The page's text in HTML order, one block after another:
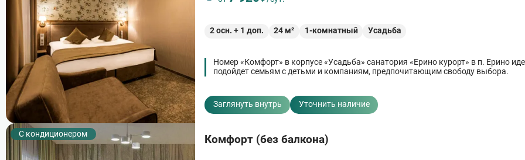
2осн. + 1 доп. 24 м² 1-комнатный Усадьба
Номер «Комфорт» в корпусе «Усадьба» санатория «Ерино курорт» в п. Ерино
подойдет семьям с детьми и компаниям, предпочитающим свободу выбора.
Заглянуть внутрь Уточнить наличие
С кондиционером Комфорт (без балкона)